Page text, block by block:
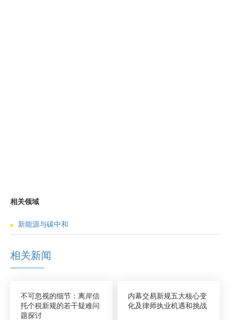
相关领域
新能源与碳中和
相关新闻
不可忽视的细节：离岸信
托个税新规的若干疑难问
题探讨
内幕交易新规五大核心变
化及律师执业机遇和挑战